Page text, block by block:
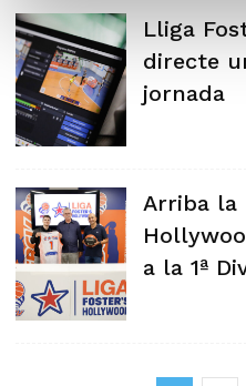
Lliga
directe
jornada
Arriba la
a la 1ª